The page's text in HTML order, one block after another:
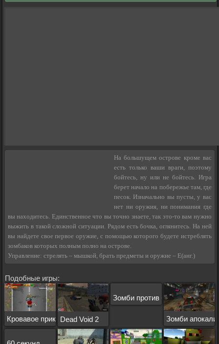
На большущем острове кроме вас
есть только ваши враги, поэтому
бойтесь, ну или не бойтесь. Игра
берет начало на побережье там, где
песок. Изначально вы пусты, у вас
нет ни оружия, ни понимания где
вы находитесь. Единственное что вы точно знаете, так это-то вам нужно
выжить в такой сложной ситуации. Рядом есть бочка, оглянитесь. На ней
вы найдете свое первое оружие, с помощью которого будете истреблять
зомбаков которых полным полно на острове.
Управление: стрелять – мышкой, брать предметы и оружие – E(анг.)
Подобные игры:
Кровавое приключение
Dead Void 2
Зомби против берсерков
Зомби